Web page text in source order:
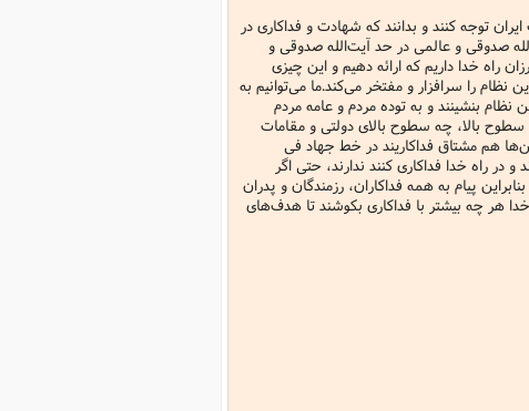
توجه کنند و بدانند که شهادت و فداکاری در
صدوقی و عالمی در حد آیت‌الله صدوقی و
راه خدا داریم که ارائه دهیم و این چیزی
نظام را سرافزار و مفتخر می‌کند.ما می‌توانیم به
بنشینند و به توده مردم و عامه مردم
سطوح بالا، چه سطوح بالای دولتی و مقامات
هم مشتاق فداکاریند در خط جهاد فی
در راه خدا فداکاری کنند ندارند، حتی اگر
پیام به همه فداکاران، رزمندگان و پدران
هر چه بیشتر با فداکاری بکوشند تا هدف‌های